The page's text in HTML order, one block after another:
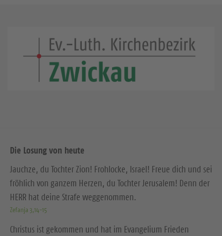
Die Losung von heute
Jauchze, du Tochter Zion! Frohlocke, Israel! Freue dich und sei
fröhlich von ganzem Herzen, du Tochter Jerusalem! Denn der
HERR hat deine Strafe weggenommen.
Zefanja 3,14-15
Christus ist gekommen und hat im Evangelium Frieden